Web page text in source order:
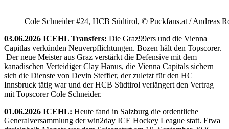
Cole Schneider #24, HCB Südtirol, © Puckfans.at / Andreas
03.06.2026 ICEHL Transfers: Die Graz99ers und die Vienna
Capitlas verkünden Neuverpflichtungen. Bozen hält den Topscorer.
Der neue Meister aus Graz verstärkt die Defensive mit dem
kanadischen Verteidiger Clay Hanus, die Vienna Capitals sichern
sich die Dienste von Devin Steffler, der zuletzt für den HC
Innsbruck tätig war und der HCB Südtirol verlängert den Vertrag
mit Topscorer Cole Schneider.
01.06.2026 ICEHL: Heute fand in Salzburg die ordentliche
Generalversammlung der win2day ICE Hockey League statt. Etwa